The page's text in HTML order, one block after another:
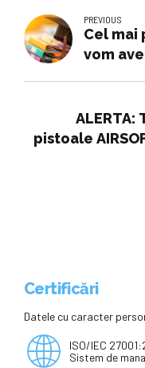
PREVIOUS
Cel mai
vom
ALERTA:
pistoale
Certificări
Datele cu caracter
ISO/IEC
Sistem de